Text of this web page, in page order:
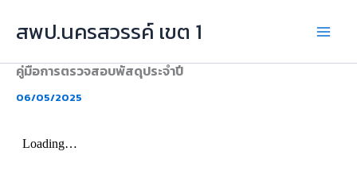
สพป.นครสวรรค์ เขต 1
คู่มือการตรวจสอบพัสดุประจำปี
06/05/2025